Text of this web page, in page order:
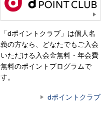
「dポイントクラブ」は個人名
義の方なら、どなたでもご入会
いただける入会金無料・年会費
無料のポイントプログラムで
す。
dポイントクラブ